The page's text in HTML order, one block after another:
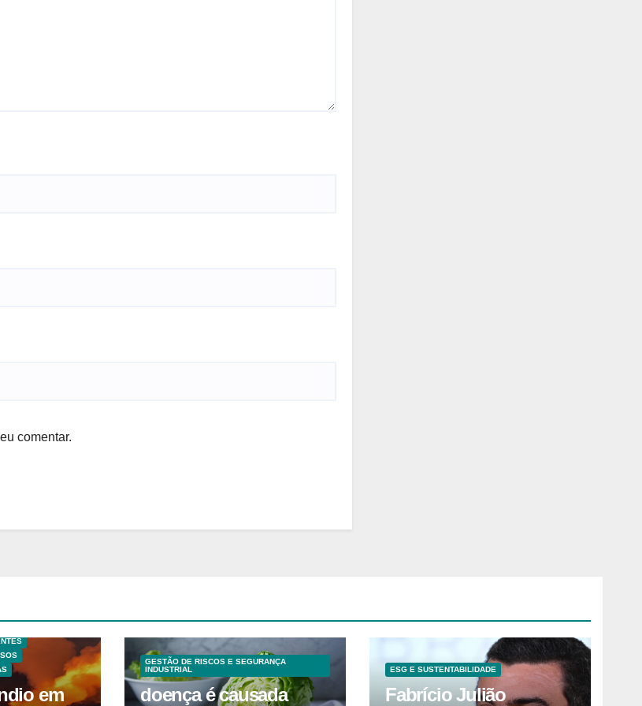
comentar.
em
GESTÃO DE RISCOS E SEGURANÇA
INDUSTRIAL
doença é causada
ESG E SUSTENTABILIDADE
Fabrício Julião